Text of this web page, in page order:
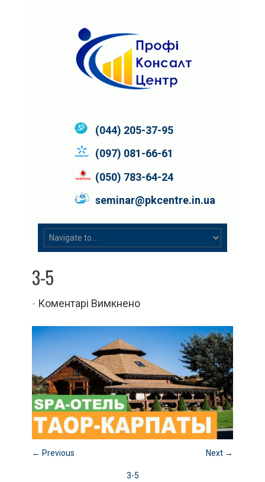
(044) 205-37-95
(097) 081-66-61
(050) 783-64-24
seminar@pkcentre.in.ua
3-5
- Коментарі Вимкненодо
3-
← Previous Next →
3-5